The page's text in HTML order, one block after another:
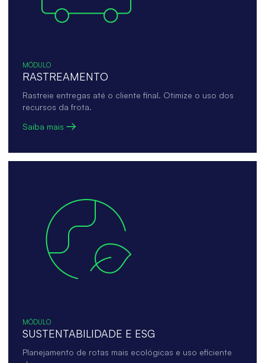
MÓDULO
RASTREAMENTO
Rastreie entregas até o cliente final. Otimize o uso dos
recursos da frota.
Saiba mais
MÓDULO
SUSTENTABILIDADE E ESG
Planejamento de rotas mais ecológicas e uso eficiente